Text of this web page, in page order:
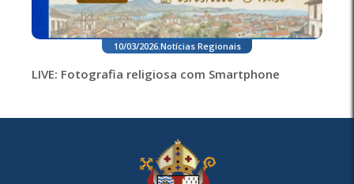
10/03/2026. Notícias Regionais
LIVE: Fotografia religiosa com Smartphone